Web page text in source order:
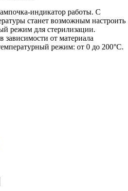
индикатор работы. С
станет возможным настроить
режим для стерилизации.
зависимости от материала
режим: от 0 до 200°C.